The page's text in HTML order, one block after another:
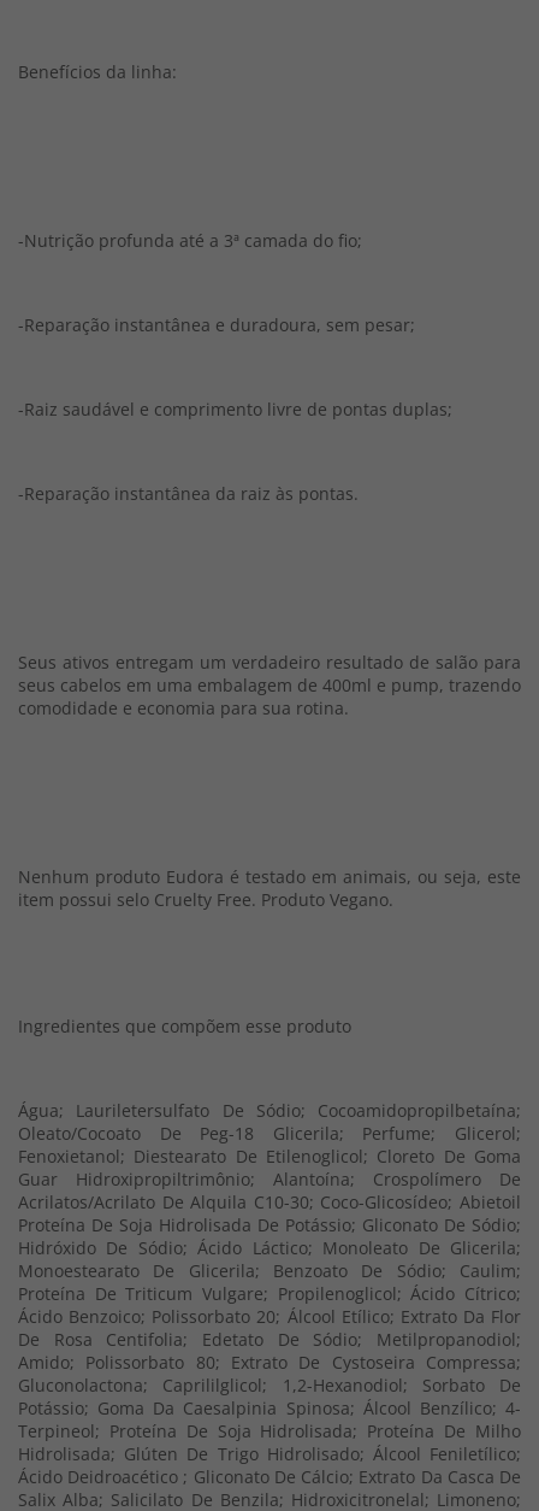
Benefícios da linha:
-Nutrição profunda até a 3ª camada do fio;
-Reparação instantânea e duradoura, sem pesar;
-Raiz saudável e comprimento livre de pontas duplas;
-Reparação instantânea da raiz às pontas.
Seus ativos entregam um verdadeiro resultado de salão para
seus cabelos em uma embalagem de 400ml e pump, trazendo
comodidade e economia para sua rotina.
Nenhum produto Eudora é testado em animais, ou seja, este
item possui selo Cruelty Free. Produto Vegano.
Ingredientes que compõem esse produto
Água; Lauriletersulfato De Sódio; Cocoamidopropilbetaína;
Oleato/Cocoato De Peg-18 Glicerila; Perfume; Glicerol;
Fenoxietanol; Diestearato De Etilenoglicol; Cloreto De Goma
Guar Hidroxipropiltrimônio; Alantoína; Crospolímero De
Acrilatos/Acrilato De Alquila C10-30; Coco-Glicosídeo; Abietoil
Proteína De Soja Hidrolisada De Potássio; Gliconato De Sódio;
Hidróxido De Sódio; Ácido Láctico; Monoleato De Glicerila;
Monoestearato De Glicerila; Benzoato De Sódio; Caulim;
Proteína De Triticum Vulgare; Propilenoglicol; Ácido Cítrico;
Ácido Benzoico; Polissorbato 20; Álcool Etílico; Extrato Da Flor
De Rosa Centifolia; Edetato De Sódio; Metilpropanodiol;
Amido; Polissorbato 80; Extrato De Cystoseira Compressa;
Gluconolactona; Caprililglicol; 1,2-Hexanodiol; Sorbato De
Potássio; Goma Da Caesalpinia Spinosa; Álcool Benzílico; 4-
Terpineol; Proteína De Soja Hidrolisada; Proteína De Milho
Hidrolisada; Glúten De Trigo Hidrolisado; Álcool Feniletílico;
Ácido Deidroacético ; Gliconato De Cálcio; Extrato Da Casca De
Salix Alba; Salicilato De Benzila; Hidroxicitronelal; Limoneno;